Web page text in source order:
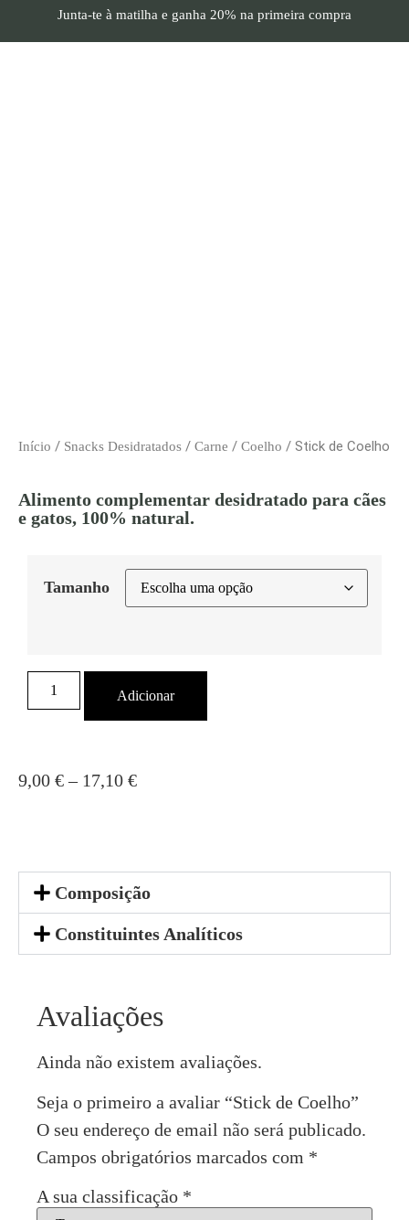
Junta-te à matilha e ganha 20% na primeira compra
Início / Snacks Desidratados / Carne / Coelho / Stick de Coelho
Alimento complementar desidratado para cães
e gatos, 100% natural.
Tamanho
Adicionar
9,00 € – 17,10 €
Composição
Constituintes Analíticos
Avaliações
Ainda não existem avaliações.
Seja o primeiro a avaliar “Stick de Coelho”
O seu endereço de email não será publicado.
Campos obrigatórios marcados com *
A sua classificação *